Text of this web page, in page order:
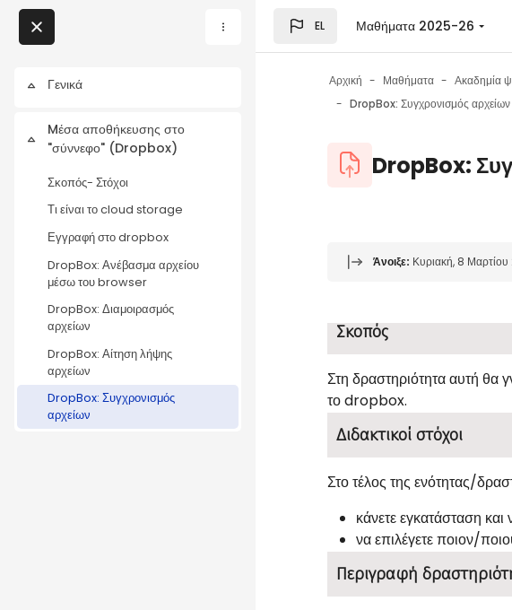
Μπλοκ
Σύμπτυξη
Γενικά
Σύμπτυξη
Mέσα αποθήκευσης στο
"σύννεφο" (Dropbox)
Σκοπός- Στόχοι
Τι είναι το cloud storage
Εγγραφή στο dropbox
DropBox: Ανέβασμα αρχείου
μέσω του browser
DropBox: Διαμοιρασμός
αρχείων
DropBox: Αίτηση λήψης
αρχείων
DropBox: Συγχρονισμός
αρχείων
EL Μαθήματα 2025-26
Αρχική Μαθήματα
DropBox: Συγχρονισμός αρχείων
ΜπλοκDropBox:
Μπλοκ
Απαιτήσεις ολοκλήρωσης
Άνοιξε: Κυριακή, 8 Μαρτίου
Σκοπός
Στη δραστηριότητα αυτή θα
τοdropbox.
Διδακτικοί στόχοι
Στο τέλος της ενότητας/
κάνετε εγκατάσταση
να επιλέγετε ποιον/
Περιγραφή